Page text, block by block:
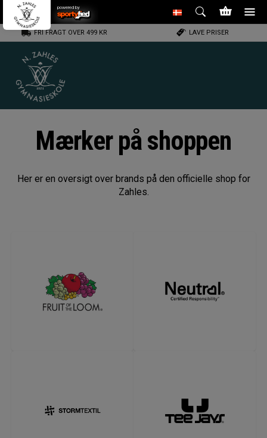
powered by
FRI FRAGT OVER 499 KR LAVE PRISER
Mærker på shoppen
Her er en oversigt over brands på den officielle shop for
Zahles.